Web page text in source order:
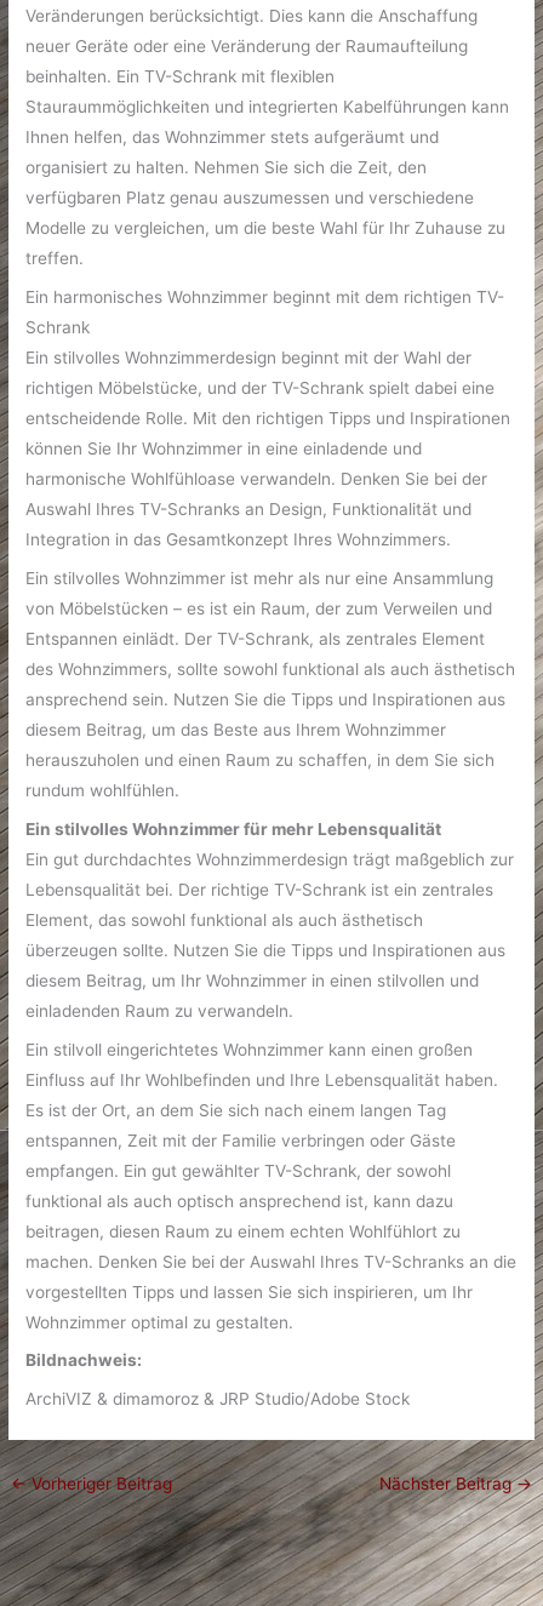
Veränderungen berücksichtigt. Dies kann die Anschaffung
neuer Geräte oder eine Veränderung der Raumaufteilung
beinhalten. Ein TV-Schrank mit flexiblen
Stauraummöglichkeiten und integrierten Kabelführungen kann
Ihnen helfen, das Wohnzimmer stets aufgeräumt und
organisiert zu halten. Nehmen Sie sich die Zeit, den
verfügbaren Platz genau auszumessen und verschiedene
Modelle zu vergleichen, um die beste Wahl für Ihr Zuhause zu
treffen.
Ein harmonisches Wohnzimmer beginnt mit dem richtigen TV-
Schrank
Ein stilvolles Wohnzimmerdesign beginnt mit der Wahl der
richtigen Möbelstücke, und der TV-Schrank spielt dabei eine
entscheidende Rolle. Mit den richtigen Tipps und Inspirationen
können Sie Ihr Wohnzimmer in eine einladende und
harmonische Wohlfühloase verwandeln. Denken Sie bei der
Auswahl Ihres TV-Schranks an Design, Funktionalität und
Integration in das Gesamtkonzept Ihres Wohnzimmers.
Ein stilvolles Wohnzimmer ist mehr als nur eine Ansammlung
von Möbelstücken – es ist ein Raum, der zum Verweilen und
Entspannen einlädt. Der TV-Schrank, als zentrales Element
des Wohnzimmers, sollte sowohl funktional als auch ästhetisch
ansprechend sein. Nutzen Sie die Tipps und Inspirationen aus
diesem Beitrag, um das Beste aus Ihrem Wohnzimmer
herauszuholen und einen Raum zu schaffen, in dem Sie sich
rundum wohlfühlen.
Ein stilvolles Wohnzimmer für mehr Lebensqualität
Ein gut durchdachtes Wohnzimmerdesign trägt maßgeblich zur
Lebensqualität bei. Der richtige TV-Schrank ist ein zentrales
Element, das sowohl funktional als auch ästhetisch
überzeugen sollte. Nutzen Sie die Tipps und Inspirationen aus
diesem Beitrag, um Ihr Wohnzimmer in einen stilvollen und
einladenden Raum zu verwandeln.
Ein stilvoll eingerichtetes Wohnzimmer kann einen großen
Einfluss auf Ihr Wohlbefinden und Ihre Lebensqualität haben.
Es ist der Ort, an dem Sie sich nach einem langen Tag
entspannen, Zeit mit der Familie verbringen oder Gäste
empfangen. Ein gut gewählter TV-Schrank, der sowohl
funktional als auch optisch ansprechend ist, kann dazu
beitragen, diesen Raum zu einem echten Wohlfühlort zu
machen. Denken Sie bei der Auswahl Ihres TV-Schranks an die
vorgestellten Tipps und lassen Sie sich inspirieren, um Ihr
Wohnzimmer optimal zu gestalten.
Bildnachweis:
ArchiVIZ & dimamoroz & JRP Studio/Adobe Stock
←Vorheriger Beitrag Nächster Beitrag→